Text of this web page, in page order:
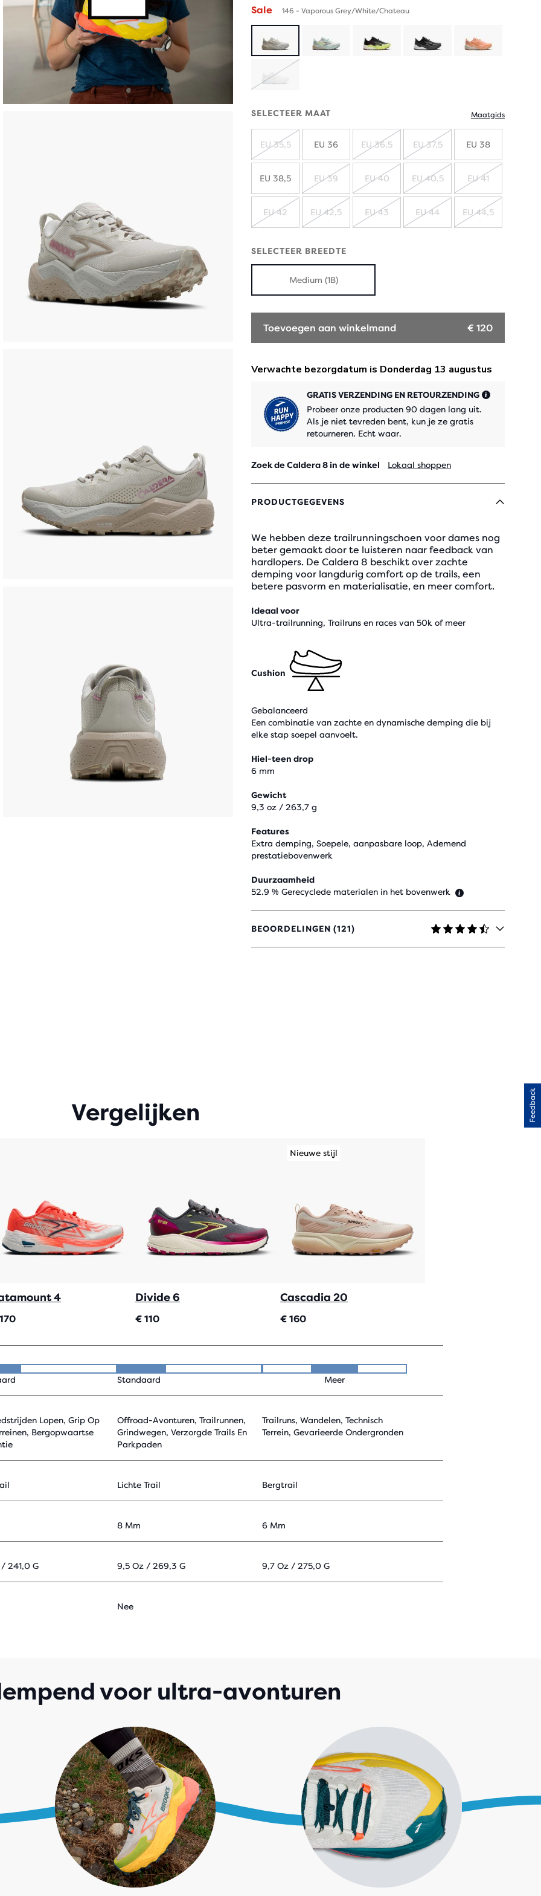
Sale 146 - Vaporous Grey/White/Chateau
UITVERKOCHT
SELECTEER MAAT Maatgids
EU 35,5 EU 36
UITVERKOCHT
EU 36,5 EU 37,5 EU 38
EU 38,5
UITVERKOCHT
EU 39
UITVERKOCHT
EU 40
UITVERKOCHT
EU 40,5 EU 41
UITVERKOCHT
EU 42
UITVERKOCHT
EU 42,5
UITVERKOCHT
EU 43
UITVERKOCHT
EU 44 EU 44,5
SELECTEER BREEDTE
Medium (1B)
Toevoegen aan winkelmand € 120
GRATIS VERZENDING EN RETOURZENDING
Probeer onze producten 90 dagen lang uit.
Als je niet tevreden bent, kun je ze gratis
retourneren. Echt waar.
Zoek de Caldera 8 in de winkel Lokaal shoppen
PRODUCTGEGEVENS
We hebben deze trailrunningschoen voor dames nog
beter gemaakt door te luisteren naar feedback van
hardlopers. De Caldera 8 beschikt over zachte
demping voor langdurig comfort op de trails, een
betere pasvorm en materialisatie, en meer comfort.
Ideaal voor
Ultra-trailrunning, Trailruns en races van 50k of meer
Cushion
Gebalanceerd
Een combinatie van zachte en dynamische demping die bij
elke stap soepel aanvoelt.
Hiel-teen drop
6 mm
Gewicht
9,3 oz / 263,7 g
Features
Extra demping, Soepele, aanpasbare loop, Ademend
prestatiebovenwerk
Duurzaamheid
52.9 % Gerecyclede materialen in het bovenwerk
BEOORDELINGEN (121)
4,4
UIT
Vergelijken
4 Divide 6
€ 110
Nieuwe stijl
Cascadia 20
€ 160
Standaard Meer
Lopen, Grip Op
Bergopwaartse
Offroad-Avonturen, Trailrunnen,
Grindwegen, Verzorgde Trails En
Parkpaden
Trailruns, Wandelen, Technisch
Terrein, Gevarieerde Ondergronden
Lichte Trail Bergtrail
8 Mm 6 Mm
241,0 G 9,5 Oz / 269,3 G 9,7 Oz / 275,0 G
Nee
voor ultra-avonturen
Feedback